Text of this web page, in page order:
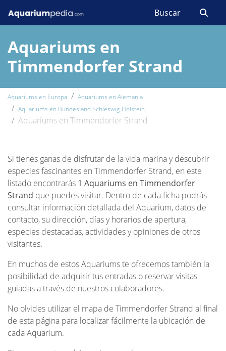
Aquariums en
Timmendorfer Strand
Aquariums en Europa
Aquariums en Alemania
Aquariums en Bundesland Schleswig-Holstein
Aquariums en Timmendorfer Strand
Si tienes ganas de disfrutar de la vida marina y descubrir
especies fascinantes en Timmendorfer Strand, en este
listado encontrarás 1 Aquariums en Timmendorfer
Strand que puedes visitar. Dentro de cada ficha podrás
consultar información detallada del Aquarium, datos de
contacto, su dirección, días y horarios de apertura,
especies destacadas, actividades y opiniones de otros
visitantes.
En muchos de estos Aquariums te ofrecemos también la
posibilidad de adquirir tus entradas o reservar visitas
guiadas a través de nuestros colaboradores.
No olvides utilizar el mapa de Timmendorfer Strand al final
de esta página para localizar fácilmente la ubicación de
cada Aquarium.